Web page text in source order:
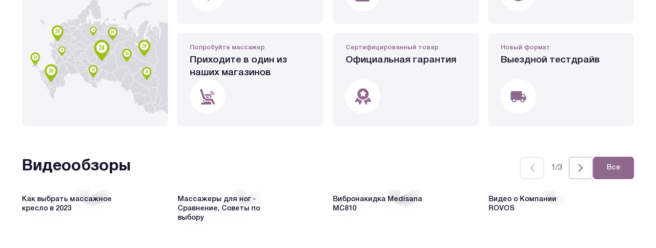
Попробуйте массажер
Приходите в один из
наших магазинов
Сертифицированный товар
Официальная гарантия
Новый формат
Выездной тестдрайв
Видеообзоры 1/3 Все
Как выбрать массажное
кресло в 2023
Массажеры для ног -
Сравнение, Советы по
выбору
Вибронакидка Medisana
MC810
Видео о Компании
ROVOS